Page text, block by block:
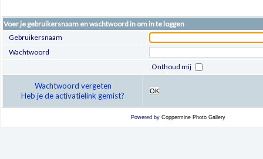
Voer je gebruikersnaam en wachtwoord in om in te loggen
Gebruikersnaam
Wachtwoord
Onthoud mij
Wachtwoord vergeten
Heb je de activatielink gemist?
OK
Powered by Coppermine Photo Gallery